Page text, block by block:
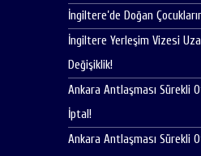
İngiltere’de Doğan
İngiltere Yerleşim Vizesi
Değişiklik!
Ankara Antlaşması Sürekli
İptal!
Ankara Antlaşması Sürekli